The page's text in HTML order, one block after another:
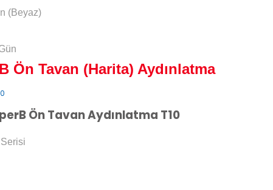
(Beyaz)
Ön Tavan (Harita) Aydınlatma
Ön Tavan Aydınlatma T10